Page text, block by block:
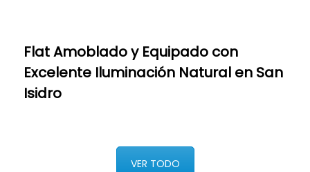
Flat Amoblado y Equipado con
Excelente Iluminación Natural en San
Isidro
VER TODO